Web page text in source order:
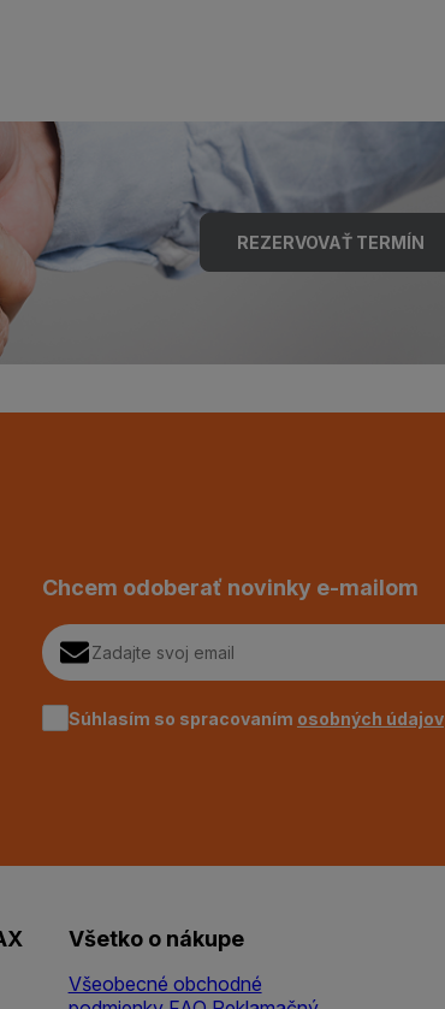
REZERVOVAŤ TERMÍN
Chcem odoberať novinky e-mailom
Súhlasím so spracovaním osobných údajov
Všetko o nákupe
Všeobecné obchodné